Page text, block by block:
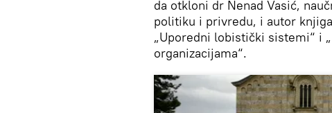
da otkloni dr Nenad Vasić,
politiku i privredu, i autor
„Uporedni lobistički sistemi“ i
organizacijama“.